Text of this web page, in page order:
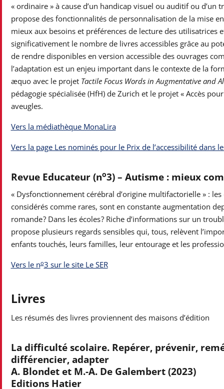
« ordinaire » à cause d’un handicap visuel ou auditif ou d’un
propose des fonctionnalités de personnalisation de la mise
mieux aux besoins et préférences de lecture des utilisatrices
significativement le nombre de livres accessibles grâce au
de rendre disponibles en version accessible des ouvrages
l’adaptation est un enjeu important dans le contexte de la
æquo avec le projet Tactile Focus Words in Augmentative and
pédagogie spécialisée (HfH) de Zurich et le projet « Accès
aveugles.
Vers la médiathèque MonaLira
Vers la page Les nominés pour le Prix de l’accessibilité dans
Revue Educateur (no3) – Autisme : mieux
« Dysfonctionnement cérébral d’origine multifactorielle » :
considérés comme rares, sont en constante augmentation
romande ? Dans les écoles ? Riche d’informations sur un
propose plusieurs regards sensibles qui, tous, relèvent
enfants touchés, leurs familles, leur entourage et les
Vers le no3 sur le site Le SER
Livres
Les résumés des livres proviennent des maisons d’édition
La difficulté scolaire. Repérer, prévenir,
différencier, adapter
A. Blondet et M.-A. De Galembert (2023)
Editions Hatier